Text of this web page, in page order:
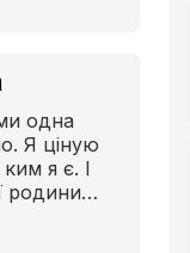
одна
Я ціную
я є. І
родини.
в
завжди